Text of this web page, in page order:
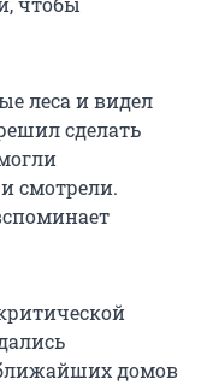
леса и видел
сделать
смотрели.
домов